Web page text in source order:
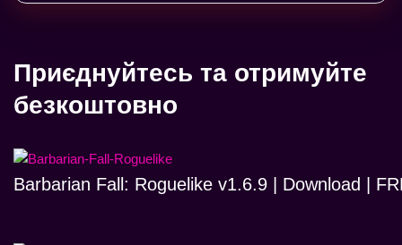
Приєднуйтесь та отримуйте
безкоштовно
Barbarian Fall: Roguelike v1.6.9 | Download |